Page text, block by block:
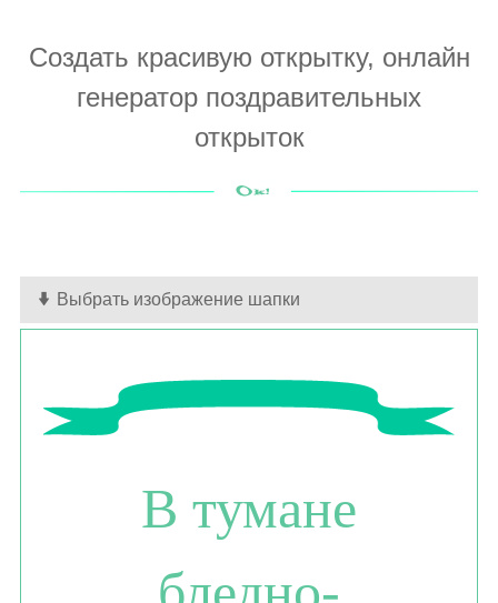
Создать красивую открытку, онлайн
генератор поздравительных
открыток
Выбрать изображение шапки
В тумане